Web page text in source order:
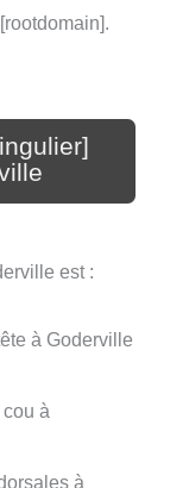
est :
à Goderville
à
à